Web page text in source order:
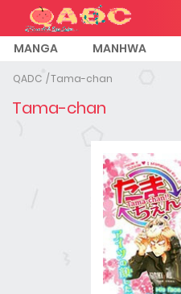
MANGA MANHWA
QADC Tama-chan
Tama-chan